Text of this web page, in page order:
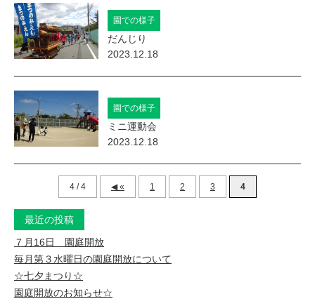
園での様子
だんじり
2023.12.18
園での様子
ミニ運動会
2023.12.18
4 / 4 « 1 2 3 4
最近の投稿
７月16日 園庭開放
毎月第３水曜日の園庭開放について
☆七夕まつり☆
園庭開放のお知らせ☆